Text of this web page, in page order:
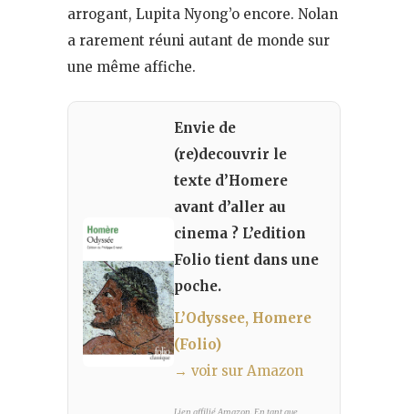
arrogant, Lupita Nyong’o encore. Nolan
a rarement réuni autant de monde sur
une même affiche.
Envie de
(re)decouvrir le
texte d’Homere
avant d’aller au
cinema ? L’edition
Folio tient dans une
poche.
L’Odyssee, Homere
(Folio)
→ voir sur Amazon